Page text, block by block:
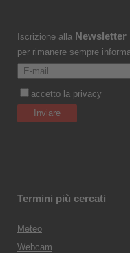
Iscrizione alla Newsletter
per rimanere sempre
Termini più cercati
Meteo
Webcam